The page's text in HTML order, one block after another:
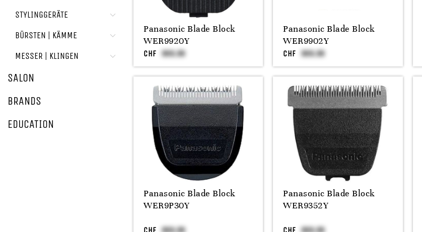
STYLINGGERÄTE
BÜRSTEN | KÄMME
MESSER | KLINGEN
SALON
BRANDS
EDUCATION
Panasonic Blade Block
WER9920Y
CHF
Panasonic Blade Block
WER9902Y
CHF
Panasonic Blade Block
WER9P30Y
Panasonic Blade Block
WER9352Y